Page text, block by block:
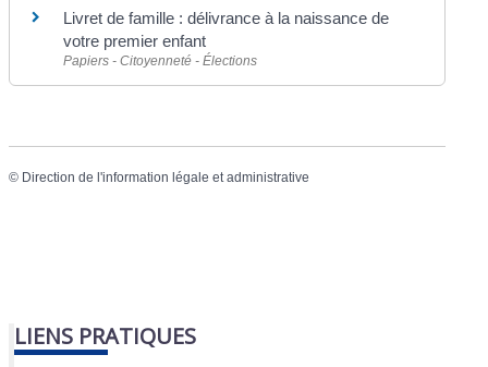
Livret de famille : délivrance à la naissance de
votre premier enfant
Papiers - Citoyenneté - Élections
© Direction de l'information légale et administrative
LIENS PRATIQUES